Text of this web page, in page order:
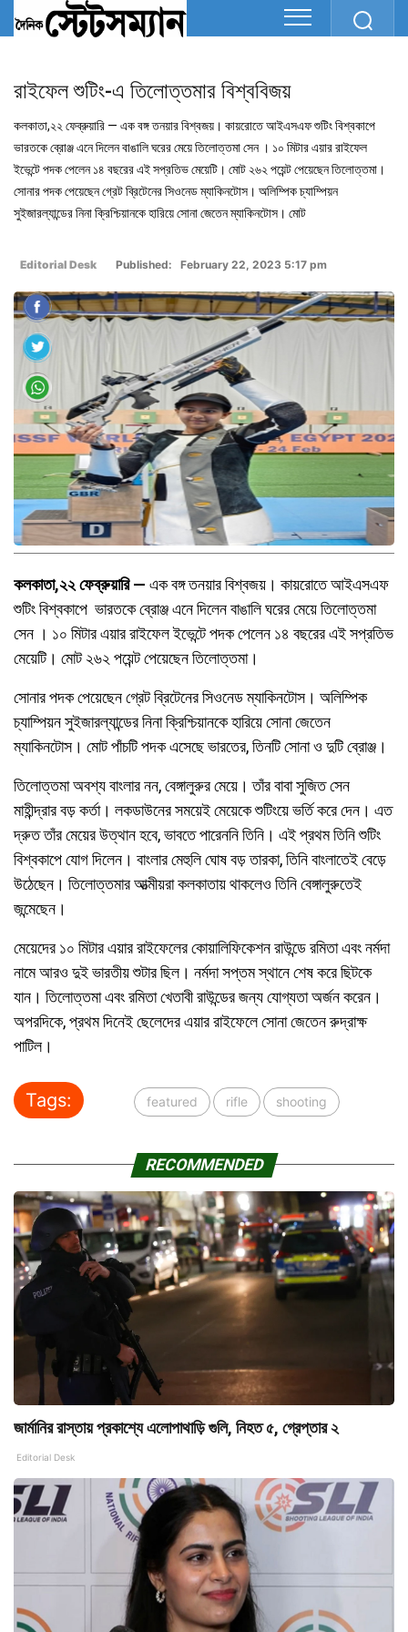
রাইফেল শুটিং-এ তিলোত্তমার বিশ্ববিজয়
কলকাতা,২২ ফেব্রুয়ারি — এক বঙ্গ তনয়ার বিশ্বজয়। কায়রোতে আইএসএফ শুটিং বিশ্বকাপে
ভারতকে ব্রোঞ্জ এনে দিলেন বাঙালি ঘরের মেয়ে তিলোত্তমা সেন । ১০ মিটার এয়ার রাইফেল
ইভেন্টে পদক পেলেন ১৪ বছরের এই সপ্রতিভ মেয়েটি। মোট ২৬২ পয়েন্ট পেয়েছেন তিলোত্তমা।
সোনার পদক পেয়েছেন গ্রেট ব্রিটেনের সিওনেড ম্যাকিনটোস। অলিম্পিক চ্যাম্পিয়ন
সুইজারল্যান্ডের নিনা ক্রিশ্চিয়ানকে হারিয়ে সোনা জেতেন ম্যাকিনটোস। মোট
Editorial Desk Published: February 22, 2023 5:17 pm
কলকাতা,২২ ফেব্রুয়ারি — এক বঙ্গ তনয়ার বিশ্বজয়। কায়রোতে আইএসএফ
শুটিং বিশ্বকাপে ভারতকে ব্রোঞ্জ এনে দিলেন বাঙালি ঘরের মেয়ে তিলোত্তমা
সেন । ১০ মিটার এয়ার রাইফেল ইভেন্টে পদক পেলেন ১৪ বছরের এই সপ্রতিভ
মেয়েটি। মোট ২৬২ পয়েন্ট পেয়েছেন তিলোত্তমা।
সোনার পদক পেয়েছেন গ্রেট ব্রিটেনের সিওনেড ম্যাকিনটোস। অলিম্পিক
চ্যাম্পিয়ন সুইজারল্যান্ডের নিনা ক্রিশ্চিয়ানকে হারিয়ে সোনা জেতেন
ম্যাকিনটোস। মোট পাঁচটি পদক এসেছে ভারতের, তিনটি সোনা ও দুটি ব্রোঞ্জ।
তিলোত্তমা অবশ্য বাংলার নন, বেঙ্গালুরুর মেয়ে। তাঁর বাবা সুজিত সেন
মাহীন্দ্রার বড় কর্তা। লকডাউনের সময়েই মেয়েকে শুটিংয়ে ভর্তি করে দেন। এত
দ্রুত তাঁর মেয়ের উত্থান হবে, ভাবতে পারেননি তিনি। এই প্রথম তিনি শুটিং
বিশ্বকাপে যোগ দিলেন। বাংলার মেহুলি ঘোষ বড় তারকা, তিনি বাংলাতেই বেড়ে
উঠেছেন। তিলোত্তমার আত্মীয়রা কলকাতায় থাকলেও তিনি বেঙ্গালুরুতেই
জন্মেছেন।
মেয়েদের ১০ মিটার এয়ার রাইফেলের কোয়ালিফিকেশন রাউন্ডে রমিতা এবং নর্মদা
নামে আরও দুই ভারতীয় শুটার ছিল। নর্মদা সপ্তম স্থানে শেষ করে ছিটকে
যান। তিলোত্তমা এবং রমিতা খেতাবী রাউন্ডের জন্য যোগ্যতা অর্জন করেন।
অপরদিকে, প্রথম দিনেই ছেলেদের এয়ার রাইফেলে সোনা জেতেন রুদ্রাক্ষ
পাটিল।
Tags: featured rifle shooting
RECOMMENDED
জার্মানির রাস্তায় প্রকাশ্যে এলোপাথাড়ি গুলি, নিহত ৫, গ্রেপ্তার ২
Editorial Desk